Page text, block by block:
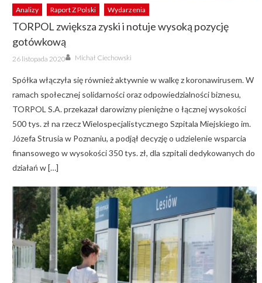
Analizy Raport Z Polski Wydarzenia
TORPOL zwiększa zyski i notuje wysoką pozycję
gotówkową
Posted
on
26 listopada 2020 Author
Michał Ciechowski
Spółka włączyła się również aktywnie w walkę z koronawirusem. W
ramach społecznej solidarności oraz odpowiedzialności biznesu,
TORPOL S.A. przekazał darowizny pieniężne o łącznej wysokości
500 tys. zł na rzecz Wielospecjalistycznego Szpitala Miejskiego im.
Józefa Strusia w Poznaniu, a podjął decyzję o udzielenie wsparcia
finansowego w wysokości 350 tys. zł, dla szpitali dedykowanych do
działań w […]